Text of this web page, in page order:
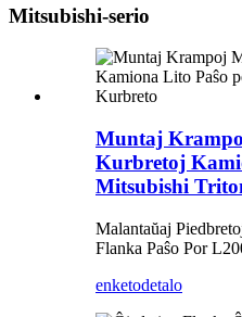
Mitsubishi-serio
Muntaj
Kurbretoj
Mitsubishi
Malantaŭaj
Flanka Paŝo Por
enketodetalo